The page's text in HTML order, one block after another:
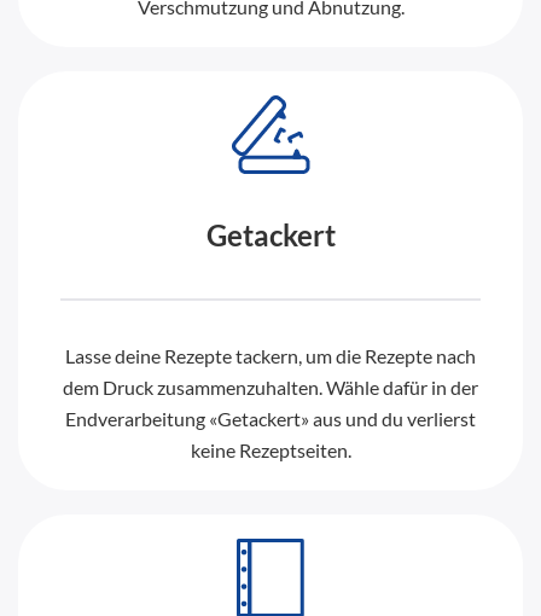
Verschmutzung und Abnutzung.
Getackert
Lasse deine Rezepte tackern, um die Rezepte nach
dem Druck zusammenzuhalten. Wähle dafür in der
Endverarbeitung «Getackert» aus und du verlierst
keine Rezeptseiten.